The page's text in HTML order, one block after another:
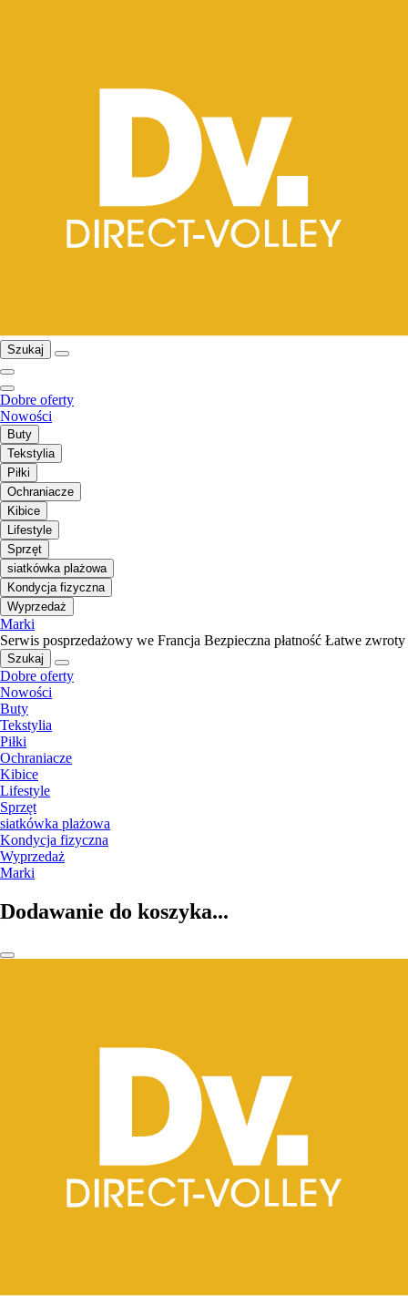
Szukaj
Dobre oferty
Nowości
Buty
Tekstylia
Piłki
Ochraniacze
Kibice
Lifestyle
Sprzęt
siatkówka plażowa
Kondycja fizyczna
Wyprzedaż
Marki
Serwis posprzedażowy we Francja Bezpieczna płatność Łatwe zwroty
Szukaj
Dobre oferty
Nowości
Buty
Tekstylia
Piłki
Ochraniacze
Kibice
Lifestyle
Sprzęt
siatkówka plażowa
Kondycja fizyczna
Wyprzedaż
Marki
Dodawanie do koszyka...